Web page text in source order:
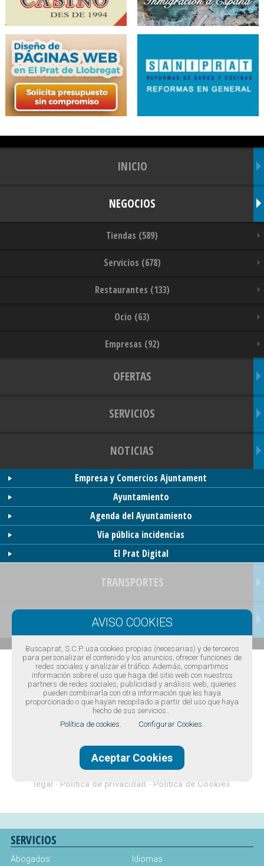
INICIO
NEGOCIOS
Tiendas (589)
Servicios (678)
Restaurantes (133)
Ocio (63)
Empresas (92)
OFERTAS
SERVICIOS
NOTICIAS
Empresa y Comercios Ajuntament
Ayuntamiento
Agenda del Ayuntamiento
Via pública incidencias
El Prat Digital
TRANSPORTES
CONTACTAR
Diseño web Barcelona·Buscaprat aColor
Guía comercial de El Prat de Llobregat -Guía de teléfonos de El
legal - Politica de privacidad - Política de Cookies
SERVICIOS
Abogados
Idiomas
Buscaprat, S.C.P. usa cookies propias (necesarias) y de terceros
para personalizar el contenido y los anuncios, ofrecer funciones de
redes sociales y analizar el tráfico. Además, compartimos
información sobre el uso que haga del sitio web con nuestros
partners de redes sociales, publicidad y análisis web, quienes
pueden combinarla con otra información que les haya
proporcionado o que hayan recopilado a partir del uso que haya
hecho de sus servicios..
Política de cookies.
Configurar Cookies.
Aceptar Cookies